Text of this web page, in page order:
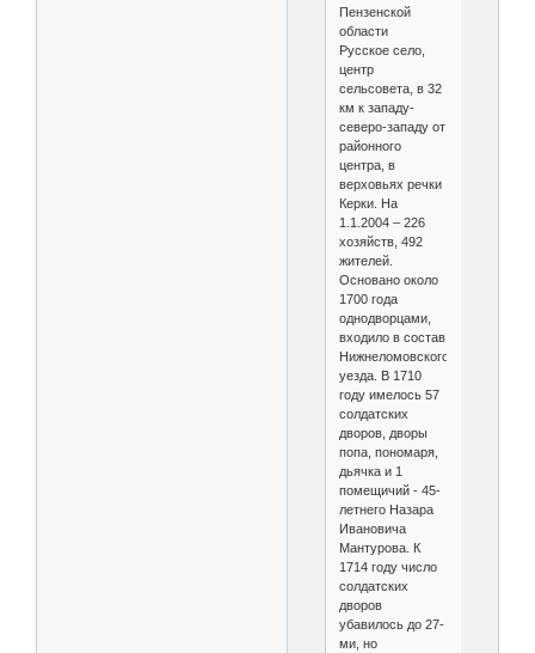
Пензенской
области
Русское село,
центр
сельсовета, в 32
км к западу-
северо-западу от
районного
центра, в
верховьях речки
Керки. На
1.1.2004 – 226
хозяйств, 492
жителей.
Основано около
1700 года
однодворцами,
входило в состав
Нижнеломовского
уезда. В 1710
году имелось 57
солдатских
дворов, дворы
попа, пономаря,
дьячка и 1
помещичий - 45-
летнего Назара
Ивановича
Мантурова. К
1714 году число
солдатских
дворов
убавилось до 27-
ми, но